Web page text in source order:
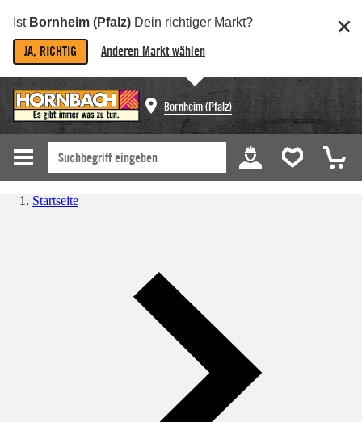
Ist Bornheim (Pfalz) Dein richtiger Markt?
JA, RICHTIG Anderen Markt wählen
Bornheim (Pfalz)
Startseite